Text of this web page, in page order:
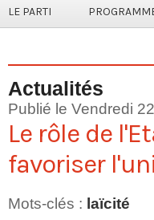
LE PARTI
Actualités
Publié le Vendredi
Le rôle de
favoriser
Mots-clés : laïcité